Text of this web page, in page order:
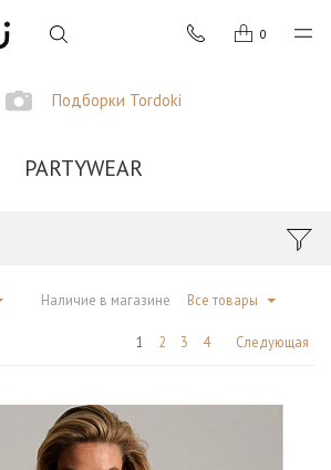
0
Подборки Tordoki
PARTYWEAR
Наличие в магазине Все товары
1 2 3 4 Следующая